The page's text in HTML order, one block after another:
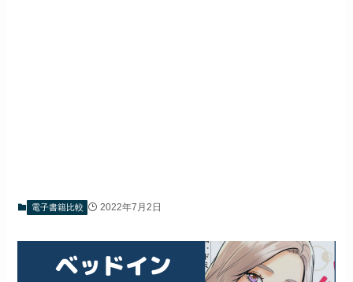
電子書籍比較 2022年7月2日